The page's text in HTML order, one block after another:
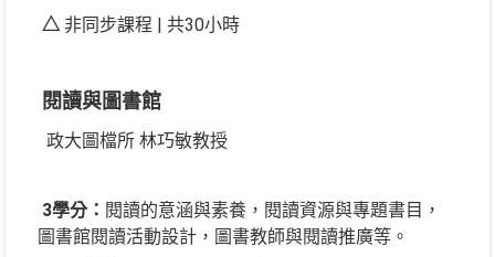
△ 非同步課程 | 共30小時
閱讀與圖書館
政大圖檔所 林巧敏教授
3學分： 閱讀的意涵與素養，閱讀資源與專題書目，
圖書館閱讀活動設計，圖書教師與閱讀推廣等。